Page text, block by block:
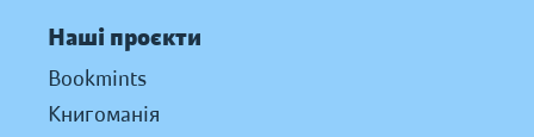
Наші проєкти
Bookmints
Книгоманія